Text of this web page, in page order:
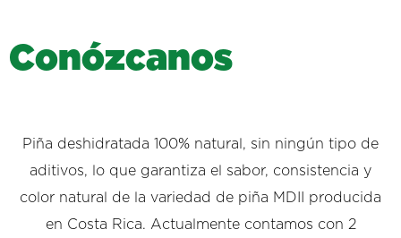
Conózcanos
Piña deshidratada 100% natural, sin ningún tipo de
aditivos, lo que garantiza el sabor, consistencia y
color natural de la variedad de piña MDII producida
en Costa Rica. Actualmente contamos con 2